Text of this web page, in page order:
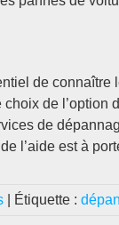
de
de l’option
de
l’aide est à
| Étiquette :